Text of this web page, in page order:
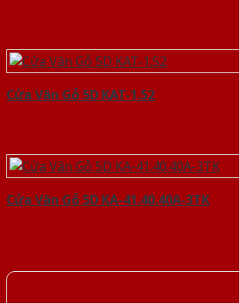
Cửa Vân Gỗ 5D KAT-1.52
Cửa Vân Gỗ 5D KA-41.40.40A-3TK